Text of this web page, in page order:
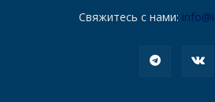
Свяжитесь с нами: